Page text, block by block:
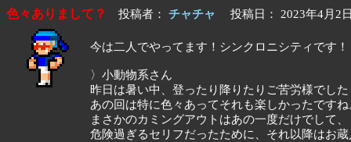
色々ありまして？ 投稿者： チャチャ 投稿日： 2023年4月2
今は二人でやってます！シンクロニシティです！
〉小動物系さん
昨日は暑い中、登ったり降りたりご苦労様でした
あの回は特に色々あってそれも楽しかったですね
まさかのカミングアウトはあの一度だけでして、
危険過ぎるセリフだったために、それ以降はお